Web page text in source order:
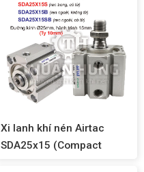
Xi lanh khí nén Airtac
SDA25x15 (Compact